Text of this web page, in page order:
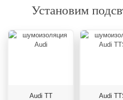
Установим
Audi TT Audi